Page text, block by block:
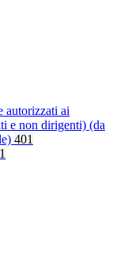
autorizzati ai
e non dirigenti) (da
401
1